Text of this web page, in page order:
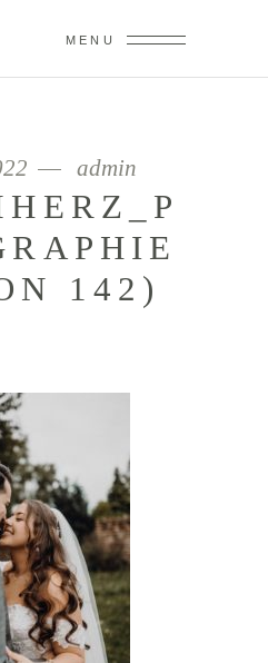
MENU
admin
142)